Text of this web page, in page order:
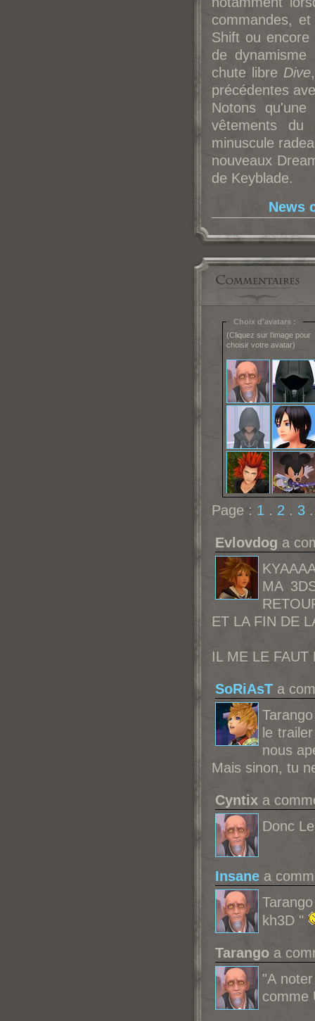
commandes,
Shift ou
de
chute libre Dive
précédentes
Notons
vêtements du
minuscule
nouveaux
de Keyblade.
News
Choix d'avatars :
(Cliquez sur l'image pour
choisir votre avatar)
Page : 1 . 2 . 3
Evlovdog a
MA
ET LA FIN DE
IL ME LE
SoRiAsT a
le
nous
Mais sinon, tu
Cyntix a
Donc
Insane a
kh3D "
Tarango a
"A
comme